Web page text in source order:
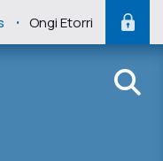
. Ongi Etorri